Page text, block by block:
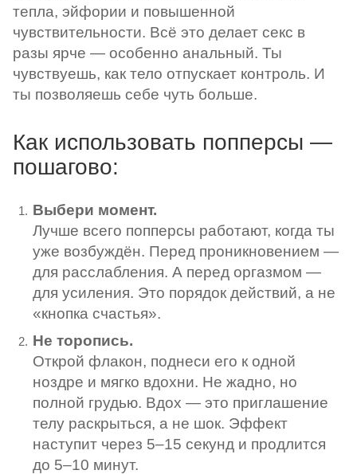
тепла, эйфории и повышенной
чувствительности. Всё это делает секс в
разы ярче — особенно анальный. Ты
чувствуешь, как тело отпускает контроль. И
ты позволяешь себе чуть больше.
Как использовать попперсы —
пошагово:
Выбери момент.
Лучше всего попперсы работают, когда ты
уже возбуждён. Перед проникновением —
для расслабления. А перед оргазмом —
для усиления. Это порядок действий, а не
«кнопка счастья».
Не торопись.
Открой флакон, поднеси его к одной
ноздре и мягко вдохни. Не жадно, но
полной грудью. Вдох — это приглашение
телу раскрыться, а не шок. Эффект
наступит через 5–15 секунд и продлится
до 5–10 минут.